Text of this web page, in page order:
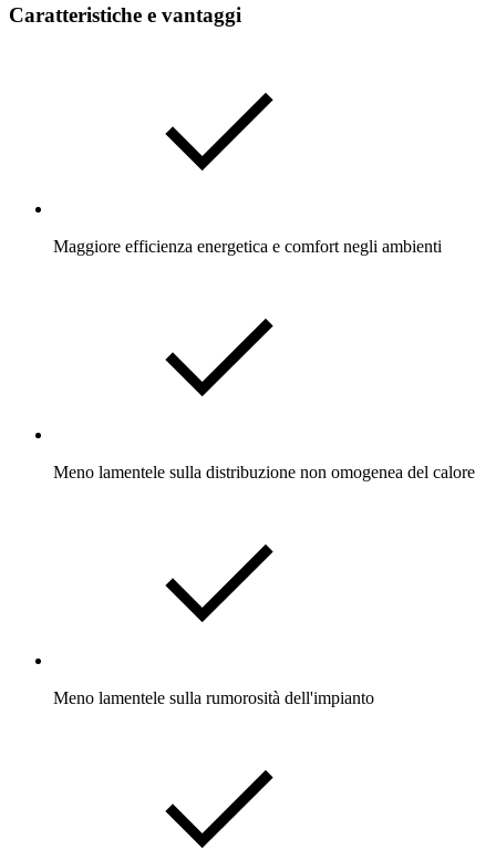
Caratteristiche e vantaggi
Maggiore efficienza energetica e comfort negli ambienti
Meno lamentele sulla distribuzione non omogenea del calore
Meno lamentele sulla rumorosità dell'impianto